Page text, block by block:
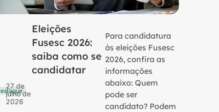
27 de
julho de
2026
Eleições
Fusesc 2026:
saiba como se
candidatar
Para candidatura
às eleições Fusesc
2026, confira as
informações
abaixo: Quem
pode ser
candidato? Podem